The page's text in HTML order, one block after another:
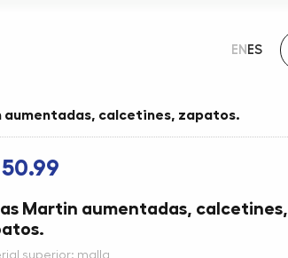
EN ES
aumentadas, calcetines, zapatos.
Martin aumentadas, calcetines,
superior: malla